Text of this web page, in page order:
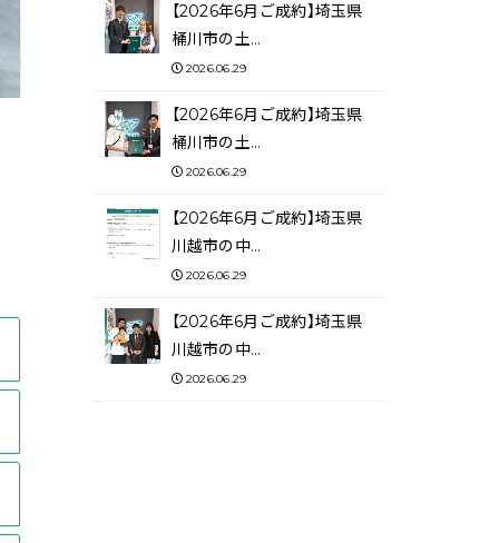
【2026年6月ご成約】埼玉県
桶川市の土…
2026.06.29
【2026年6月ご成約】埼玉県
桶川市の土…
2026.06.29
【2026年6月ご成約】埼玉県
川越市の中…
2026.06.29
【2026年6月ご成約】埼玉県
川越市の中…
2026.06.29